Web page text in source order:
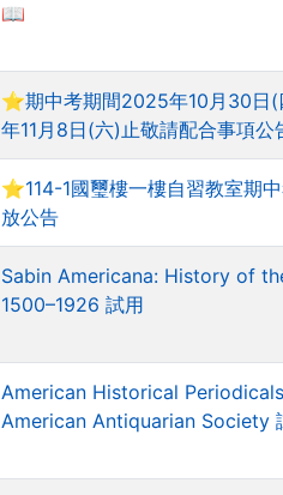
📖
⭐期中考期間2025年10月30日
年11月8日(六)止敬請配合事項公
⭐114-1國璽樓一樓自習教室期
放公告
Sabin Americana: History of
1500–1926 試用
American Historical
American Antiquarian Society